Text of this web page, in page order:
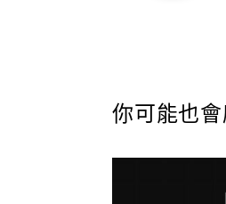
你可能也